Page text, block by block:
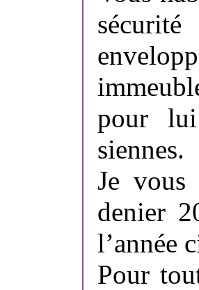
pour
siennes.
Je vous
denier
l’année
Pour